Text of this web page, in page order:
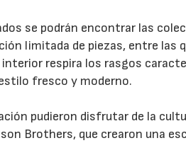
se podrán encontrar las
limitada de piezas, entre las
respira los rasgos
fresco y moderno.
pudieron disfrutar de la
Brothers, que crearon una